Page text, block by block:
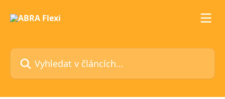
Vyhledat v článcích…